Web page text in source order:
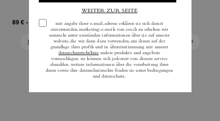
89 € - 225 € 225 € (Up to 60%)
In Den Warenkorb
49 € 125 €
In Den Warenkorb